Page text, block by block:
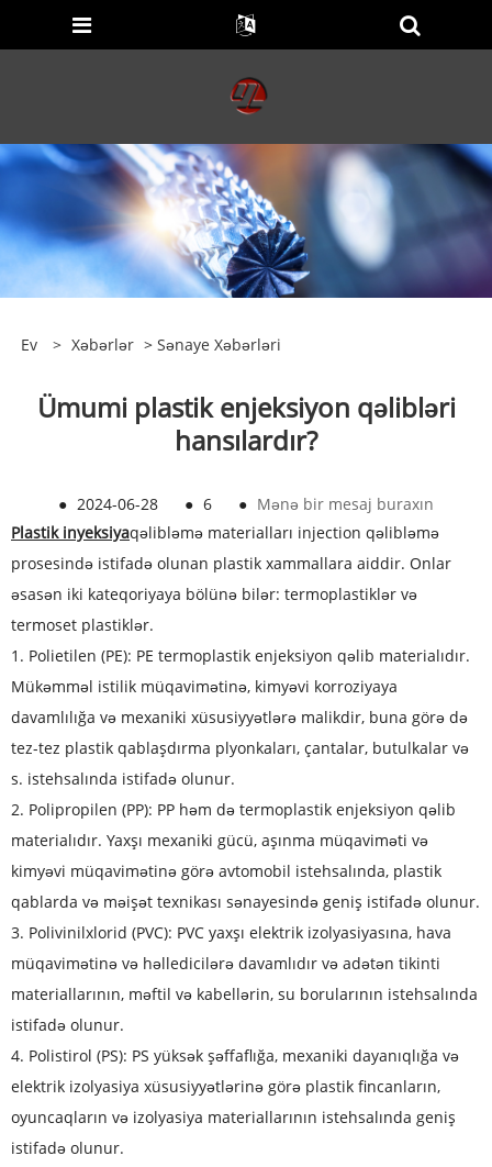
Ev > Xəbərlər > Sənaye Xəbərləri
Ümumi plastik enjeksiyon qəlibləri
hansılardır?
● 2024-06-28 ● 6 ● Mənə bir mesaj buraxın
Plastik inyeksiyaqəlibləmə materialları injection qəlibləmə
prosesində istifadə olunan plastik xammallara aiddir. Onlar
əsasən iki kateqoriyaya bölünə bilər: termoplastiklər və
termoset plastiklər.
1. Polietilen (PE): PE termoplastik enjeksiyon qəlib materialıdır.
Mükəmməl istilik müqavimətinə, kimyəvi korroziyaya
davamlılığa və mexaniki xüsusiyyətlərə malikdir, buna görə də
tez-tez plastik qablaşdırma plyonkaları, çantalar, butulkalar və
s. istehsalında istifadə olunur.
2. Polipropilen (PP): PP həm də termoplastik enjeksiyon qəlib
materialıdır. Yaxşı mexaniki gücü, aşınma müqaviməti və
kimyəvi müqavimətinə görə avtomobil istehsalında, plastik
qablarda və məişət texnikası sənayesində geniş istifadə olunur.
3. Polivinilxlorid (PVC): PVC yaxşı elektrik izolyasiyasına, hava
müqavimətinə və həlledicilərə davamlıdır və adətən tikinti
materiallarının, məftil və kabellərin, su borularının istehsalında
istifadə olunur.
4. Polistirol (PS): PS yüksək şəffaflığa, mexaniki dayanıqlığa və
elektrik izolyasiya xüsusiyyətlərinə görə plastik fincanların,
oyuncaqların və izolyasiya materiallarının istehsalında geniş
istifadə olunur.